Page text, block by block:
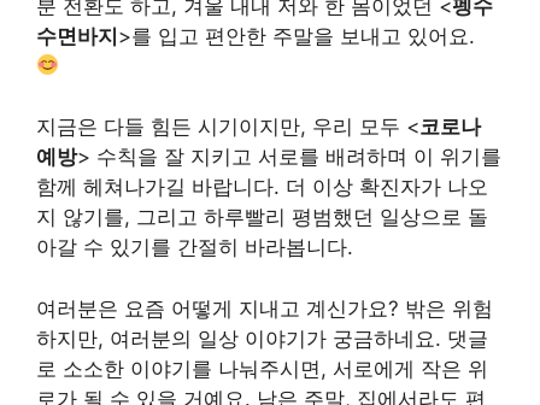
분 전환도 하고, 겨울 내내 저와 한 몸이었던 <펭수
수면바지>를 입고 편안한 주말을 보내고 있어요.
지금은 다들 힘든 시기이지만, 우리 모두 <코로나
예방> 수칙을 잘 지키고 서로를 배려하며 이 위기를
함께 헤쳐나가길 바랍니다. 더 이상 확진자가 나오
지 않기를, 그리고 하루빨리 평범했던 일상으로 돌
아갈 수 있기를 간절히 바라봅니다.
여러분은 요즘 어떻게 지내고 계신가요? 밖은 위험
하지만, 여러분의 일상 이야기가 궁금하네요. 댓글
로 소소한 이야기를 나눠주시면, 서로에게 작은 위
로가 될 수 있을 거예요. 남은 주말, 집에서라도 편